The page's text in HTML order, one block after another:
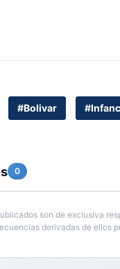
#Bolivar
0
son de exclusiva
derivadas de ellos